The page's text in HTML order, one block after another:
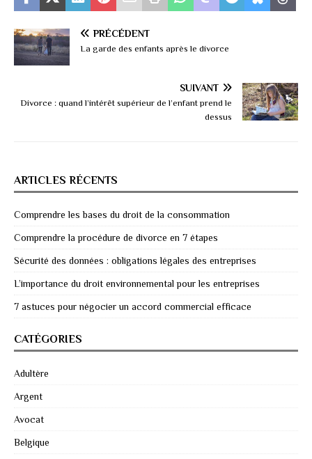
PRÉCÉDENT
La garde des enfants après le divorce
SUIVANT
Divorce : quand l’intérêt supérieur de l’enfant prend le
dessus
ARTICLES RÉCENTS
Comprendre les bases du droit de la consommation
Comprendre la procédure de divorce en 7 étapes
Sécurité des données : obligations légales des entreprises
L’importance du droit environnemental pour les entreprises
7 astuces pour négocier un accord commercial efficace
CATÉGORIES
Adultère
Argent
Avocat
Belgique